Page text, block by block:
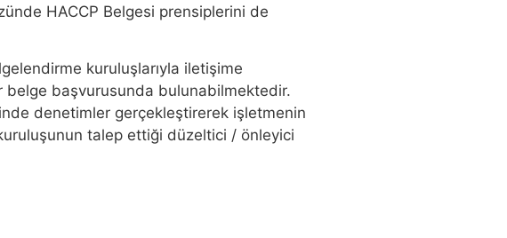
HACCP Belgesi prensiplerini de
kuruluşlarıyla iletişime
belge başvurusunda bulunabilmektedir.
denetimler gerçekleştirerek işletmenin
talep ettiği düzeltici / önleyici